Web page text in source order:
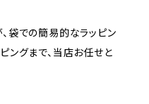
袋での簡易的なラッピン
ングまで、当店お任せと